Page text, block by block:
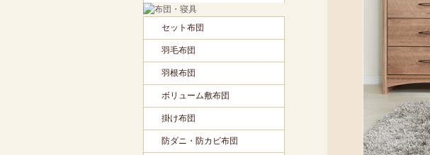
セット布団
羽毛布団
羽根布団
ボリューム敷布団
掛け布団
防ダニ・防カビ布団